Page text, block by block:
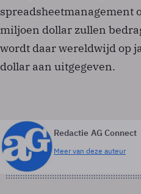
spreadsheetmanagement
miljoen dollar zullen
wordt daar wereldwijd op
dollar aan uitgegeven.
Redactie AG Connect
Meer van deze auteur